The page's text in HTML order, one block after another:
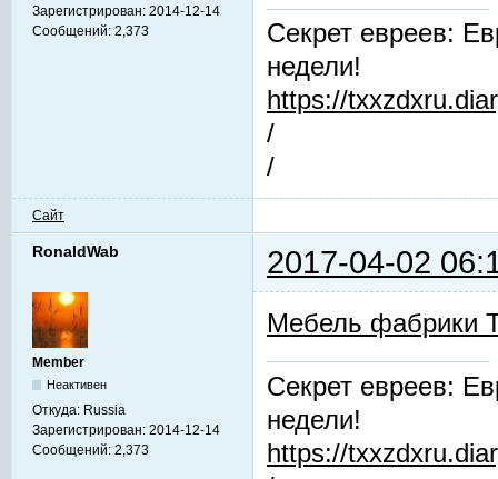
Зарегистрирован: 2014-12-14
Сообщений: 2,373
Секрет евреев:
недели!
https://
/
/
Сайт
RonaldWab 2017-04-02
Member
Неактивен
Откуда: Russia
Зарегистрирован: 2014-12-14
Сообщений: 2,373
Мебель фабрики
Секрет евреев:
недели!
https://